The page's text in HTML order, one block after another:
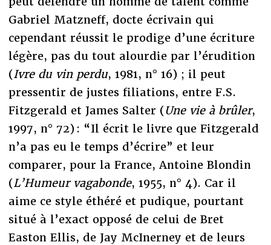
Gabriel Matzneff, docte écrivain qui
cependant réussit le prodige d’une écriture
légère, pas du tout alourdie par l’érudition
(Ivre du vin perdu, 1981, n° 16) ; il peut
pressentir de justes filiations, entre F.S.
Fitzgerald et James Salter (Une vie à brûler,
1997, n° 72) : “Il écrit le livre que Fitzgerald
n’a pas eu le temps d’écrire” et leur
comparer, pour la France, Antoine Blondin
(L’Humeur vagabonde, 1955, n° 4). Car il
aime ce style éthéré et pudique, pourtant
situé à l’exact opposé de celui de Bret
Easton Ellis, de Jay McInerney et de leurs